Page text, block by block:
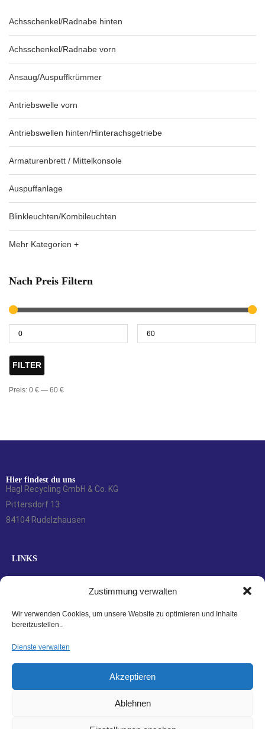
Zustimmung verwalten
Wir verwenden Cookies, um unsere Website zu optimieren und Inhalte
bereitzustellen..
Dienste verwalten
Akzeptieren
Ablehnen
Achsschenkel/Radnabe hinten
Achsschenkel/Radnabe vorn
Ansaug/Auspuffkrümmer
Antriebswelle vorn
Antriebswellen hinten/Hinterachsgetriebe
Armaturenbrett / Mittelkonsole
Auspuffanlage
Blinkleuchten/Kombileuchten
Mehr Kategorien +
Nach Preis Filtern
FILTER
Preis: 0 € — 60 €
Hier findest du uns
Hagl Recycling GmbH & Co. KG
Pittersdorf 13
84104 Rudelzhausen
LINKS
Versandarten
Widerrufsbelehrung
AGBs
Datenschutzerklärung